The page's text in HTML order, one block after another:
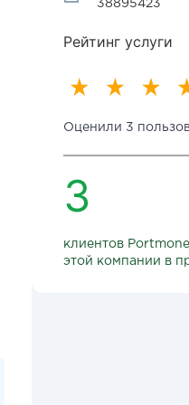
38895423
Рейтинг услуги
Оценили 3
3
клиентов
этой компании в